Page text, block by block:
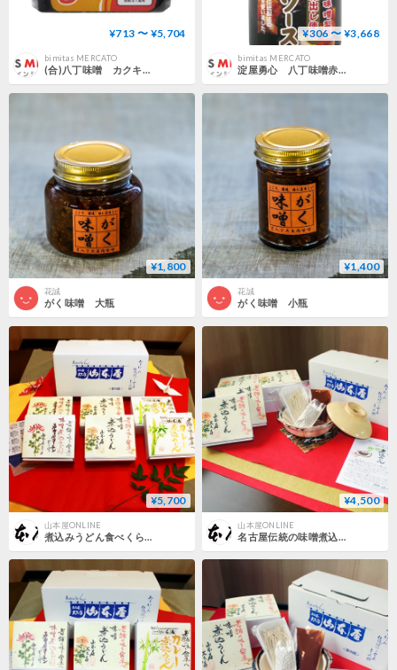
¥713 〜 ¥5,704
bimitas MERCATO
(合)八丁味噌 カクキュー 蔵通り 赤出し 赤味噌 500g
¥306 〜 ¥3,668
bimitas MERCATO
淀屋勇心 八丁味噌赤出し使用 味噌かつソース 180ml
¥1,800
花誠
がく味噌 大瓶
¥1,400
花誠
がく味噌 小瓶
¥5,700
山本屋ONLINE
煮込みうどん食べくらべセット＜6食セット＞
¥4,500
山本屋ONLINE
名古屋伝統の味噌煮込みうどん＜6食セット＞